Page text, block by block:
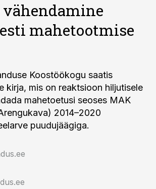
vähendamine
mahetootmise
Koostöökogu saatis
kirja, mis on reaktsioon hiljutisele
mahetoetusi seoses MAK
2014–2020
puudujäägiga.